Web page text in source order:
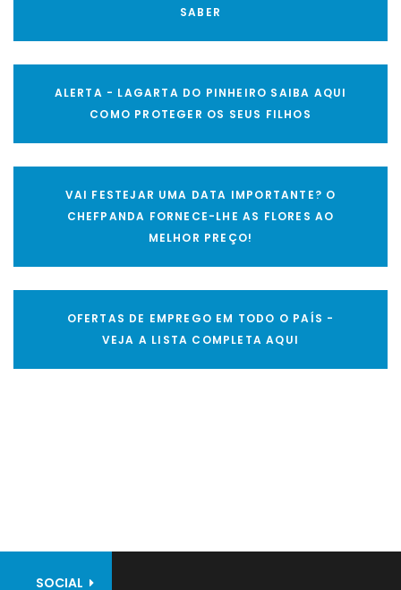
SABER
ALERTA - LAGARTA DO PINHEIRO SAIBA AQUI
COMO PROTEGER OS SEUS FILHOS
VAI FESTEJAR UMA DATA IMPORTANTE? O
CHEFPANDA FORNECE-LHE AS FLORES AO
MELHOR PREÇO!
OFERTAS DE EMPREGO EM TODO O PAÍS -
VEJA A LISTA COMPLETA AQUI
SOCIAL